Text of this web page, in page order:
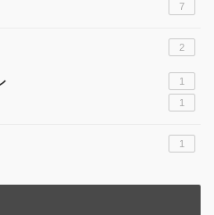
7
2
1
1
1